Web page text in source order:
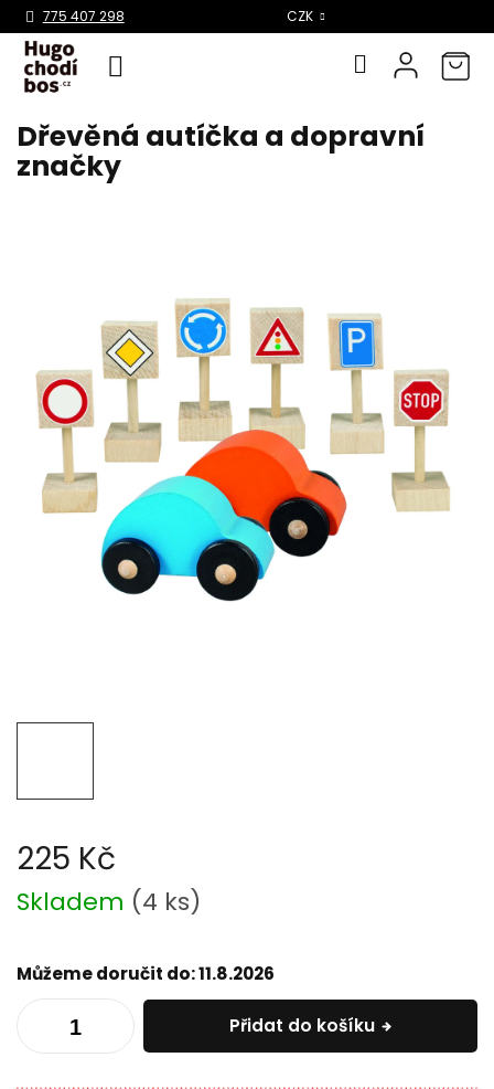
Přejít
obsah
775 407 298 CZK
Dřevěná autíčka a dopravní
značky
225 Kč
Měrná
cena:
Skladem (4 ks)
Můžeme doručit do:11.8.2026
Přidat do košíku